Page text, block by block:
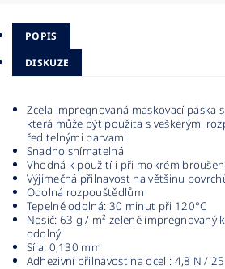
POPIS
DISKUZE
Zcela impregnovaná maskovací páska
která může být použita s veškerými
ředitelnými barvami
Snadno snímatelná
Vhodná k použití i při mokrém
Výjimečná přilnavost na většinu
Odolná rozpouštědlům
Tepelně odolná: 30 minut při 120°C
Nosič: 63 g / m² zelené impregnovaný
odolný
Síla: 0,130 mm
Adhezivní přilnavost na oceli: 4,8 N /